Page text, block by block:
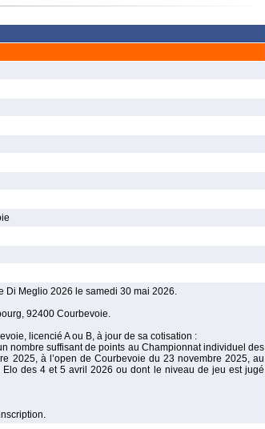
Di Meglio 2026 le samedi 30 mai 2026.
92400 Courbevoie.
licencié A ou B, à jour de sa cotisation :
nombre suffisant de points au Championnat individuel des
2025, à l’open de Courbevoie du 23 novembre 2025, au
des 4 et 5 avril 2026 ou dont le niveau de jeu est jugé